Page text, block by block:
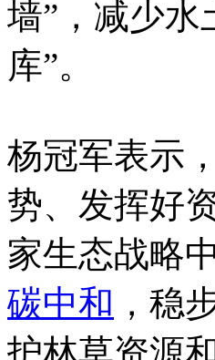
墙”，减少水
库”。
杨冠军表示
势、发挥好
家生态战略
碳中和 ，稳
护林草资源